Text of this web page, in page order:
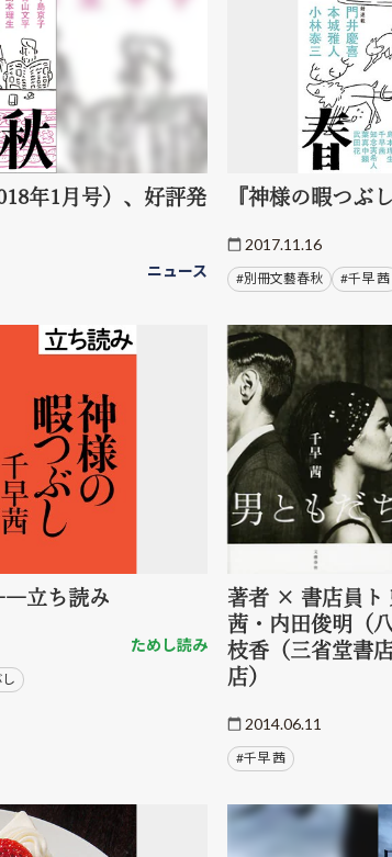
年1月号）、好評発
ニュース
『神様の暇つ
2017.11.16
#別冊文藝春秋 #千早 茜
立ち読み
ためし読み
著者 × 書店員
茜・内田俊明（
枝香（三省堂書
店）
2014.06.11
#千早 茜